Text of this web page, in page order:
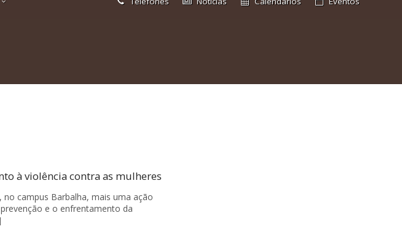
à violência contra as mulheres
no campus Barbalha, mais uma ação
e o enfrentamento da